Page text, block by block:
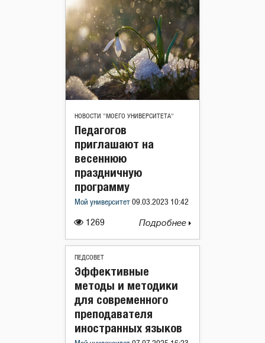
НОВОСТИ "МОЕГО УНИВЕРСИТЕТА"
1269
Педагогов
приглашают на
весеннюю
праздничную
программу
Мой университет 09.03.2023 10:42
Подробнее
ПЕДСОВЕТ
Эффективные
методы и методики
для современного
преподавателя
иностранных языков